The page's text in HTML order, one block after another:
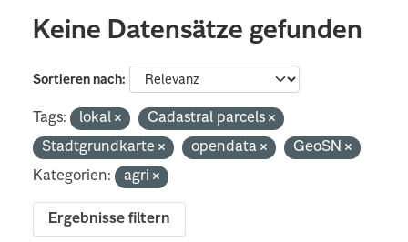
Keine Datensätze gefunden
Sortieren nach
Tags: lokal
Cadastral parcels
Stadtgrundkarte
opendata
GeoSN
Kategorien:
agri
Ergebnisse filtern